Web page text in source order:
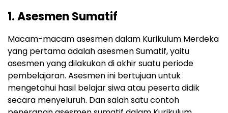
1. Asesmen Sumatif
Macam-macam asesmen dalam Kurikulum Merdeka
yang pertama adalah asesmen Sumatif, yaitu
asesmen yang dilakukan di akhir suatu periode
pembelajaran. Asesmen ini bertujuan untuk
mengetahui hasil belajar siwa atau peserta didik
secara menyeluruh. Dan salah satu contoh